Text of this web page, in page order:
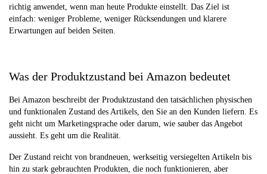
richtig anwendet, wenn man heute Produkte einstellt. Das Ziel ist
einfach: weniger Probleme, weniger Rücksendungen und klarere
Erwartungen auf beiden Seiten.
Was der Produktzustand bei Amazon bedeutet
Bei Amazon beschreibt der Produktzustand den tatsächlichen physischen
und funktionalen Zustand des Artikels, den Sie an den Kunden liefern. Es
geht nicht um Marketingsprache oder darum, wie sauber das Angebot
aussieht. Es geht um die Realität.
Der Zustand reicht von brandneuen, werkseitig versiegelten Artikeln bis
hin zu stark gebrauchten Produkten, die noch funktionieren, aber